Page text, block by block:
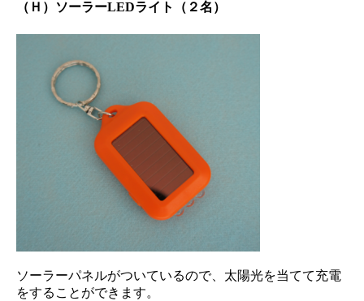
（Ｈ）ソーラーLEDライト（２名）
ソーラーパネルがついているので、太陽光を当てて充電
をすることができます。